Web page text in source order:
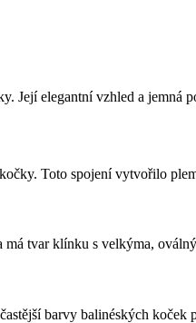
Její elegantní vzhled a
Toto spojení vytvořilo
tvar klínku s velkýma,
barvy balinéských